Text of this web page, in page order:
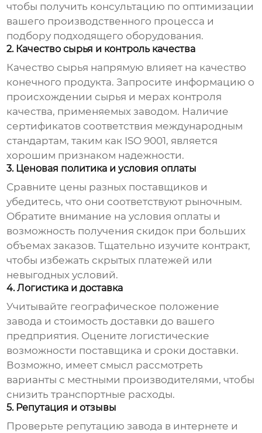
чтобы получить консультацию по оптимизации
вашего производственного процесса и
подбору подходящего оборудования.
2. Качество сырья и контроль качества
Качество сырья напрямую влияет на качество
конечного продукта. Запросите информацию о
происхождении сырья и мерах контроля
качества, применяемых заводом. Наличие
сертификатов соответствия международным
стандартам, таким как ISO 9001, является
хорошим признаком надежности.
3. Ценовая политика и условия оплаты
Сравните цены разных поставщиков и
убедитесь, что они соответствуют рыночным.
Обратите внимание на условия оплаты и
возможность получения скидок при больших
объемах заказов. Тщательно изучите контракт,
чтобы избежать скрытых платежей или
невыгодных условий.
4. Логистика и доставка
Учитывайте географическое положение
завода и стоимость доставки до вашего
предприятия. Оцените логистические
возможности поставщика и сроки доставки.
Возможно, имеет смысл рассмотреть
варианты с местными производителями, чтобы
снизить транспортные расходы.
5. Репутация и отзывы
Проверьте репутацию завода в интернете и